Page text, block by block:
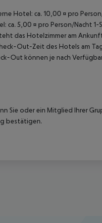
Hotel: ca. 10,00 ¤ pro
ca. 5,00 ¤ pro Person/Nacht
das Hotelzimmer am
Out-Zeit des Hotels am
Out können je nach
Sie oder ein Mitglied Ihrer
bestätigen.